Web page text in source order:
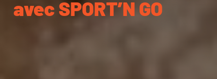
avec SPORT’N GO